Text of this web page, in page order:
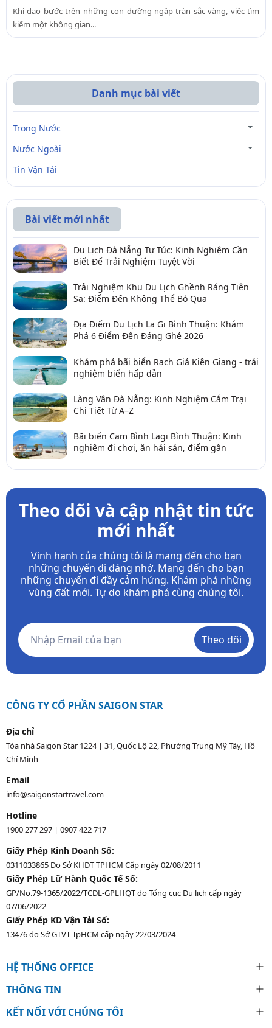
Khi dạo bước trên những con đường ngập tràn sắc vàng, việc tìm
kiếm một không gian...
Danh mục bài viết
Trong Nước
Nước Ngoài
Tin Vận Tải
Bài viết mới nhất
Du Lịch Đà Nẵng Tự Túc: Kinh Nghiệm Cần
Biết Để Trải Nghiệm Tuyệt Vời
Trải Nghiệm Khu Du Lịch Ghềnh Ráng Tiên
Sa: Điểm Đến Không Thể Bỏ Qua
Địa Điểm Du Lịch La Gi Bình Thuận: Khám
Phá 6 Điểm Đến Đáng Ghé 2026
Khám phá bãi biển Rạch Giá Kiên Giang - trải
nghiệm biển hấp dẫn
Làng Vân Đà Nẵng: Kinh Nghiệm Cắm Trại
Chi Tiết Từ A–Z
Bãi biển Cam Bình Lagi Bình Thuận: Kinh
nghiệm đi chơi, ăn hải sản, điểm gần
Theo dõi và cập nhật tin tức
mới nhất
Vinh hạnh của chúng tôi là mang đến cho bạn
những chuyến đi đáng nhớ. Mang đến cho bạn
những chuyến đi đầy cảm hứng. Khám phá những
vùng đất mới. Tự do khám phá cùng chúng tôi.
Theo dõi
CÔNG TY CỔ PHẦN SAIGON STAR
Địa chỉ
Tòa nhà Saigon Star 1224 | 31, Quốc Lộ 22, Phường Trung Mỹ Tây, Hồ
Chí Minh
Email
info@saigonstartravel.com
Hotline
1900 277 297 | 0907 422 717
Giấy Phép Kinh Doanh Số:
0311033865 Do Sở KHĐT TPHCM Cấp ngày 02/08/2011
Giấy Phép Lữ Hành Quốc Tế Số:
GP/No.79-1365/2022/TCDL-GPLHQT do Tổng cục Du lịch cấp ngày
07/06/2022
Giấy Phép KD Vận Tải Số:
13476 do Sở GTVT TpHCM cấp ngày 22/03/2024
HỆ THỐNG OFFICE
THÔNG TIN
KẾT NỐI VỚI CHÚNG TÔI